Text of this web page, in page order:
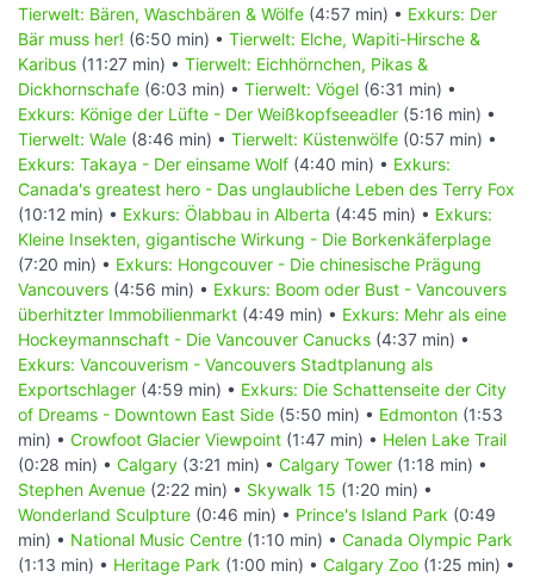
Tierwelt: Bären, Waschbären & Wölfe (4:57 min) • Exkurs: Der
Bär muss her! (6:50 min) • Tierwelt: Elche, Wapiti-Hirsche &
Karibus (11:27 min) • Tierwelt: Eichhörnchen, Pikas &
Dickhornschafe (6:03 min) • Tierwelt: Vögel (6:31 min) •
Exkurs: Könige der Lüfte - Der Weißkopfseeadler (5:16 min) •
Tierwelt: Wale (8:46 min) • Tierwelt: Küstenwölfe (0:57 min) •
Exkurs: Takaya - Der einsame Wolf (4:40 min) • Exkurs:
Canada's greatest hero - Das unglaubliche Leben des Terry Fox
(10:12 min) • Exkurs: Ölabbau in Alberta (4:45 min) • Exkurs:
Kleine Insekten, gigantische Wirkung - Die Borkenkäferplage
(7:20 min) • Exkurs: Hongcouver - Die chinesische Prägung
Vancouvers (4:56 min) • Exkurs: Boom oder Bust - Vancouvers
überhitzter Immobilienmarkt (4:49 min) • Exkurs: Mehr als eine
Hockeymannschaft - Die Vancouver Canucks (4:37 min) •
Exkurs: Vancouverism - Vancouvers Stadtplanung als
Exportschlager (4:59 min) • Exkurs: Die Schattenseite der City
of Dreams - Downtown East Side (5:50 min) • Edmonton (1:53
min) • Crowfoot Glacier Viewpoint (1:47 min) • Helen Lake Trail
(0:28 min) • Calgary (3:21 min) • Calgary Tower (1:18 min) •
Stephen Avenue (2:22 min) • Skywalk 15 (1:20 min) •
Wonderland Sculpture (0:46 min) • Prince's Island Park (0:49
min) • National Music Centre (1:10 min) • Canada Olympic Park
(1:13 min) • Heritage Park (1:00 min) • Calgary Zoo (1:25 min) •